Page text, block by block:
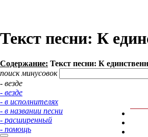
Текст песни: К
Содержание: Текст песни: К
поиск минусовок
- везде
- везде
- в исполнителях
- в названии песни
- расширенный
- помощь